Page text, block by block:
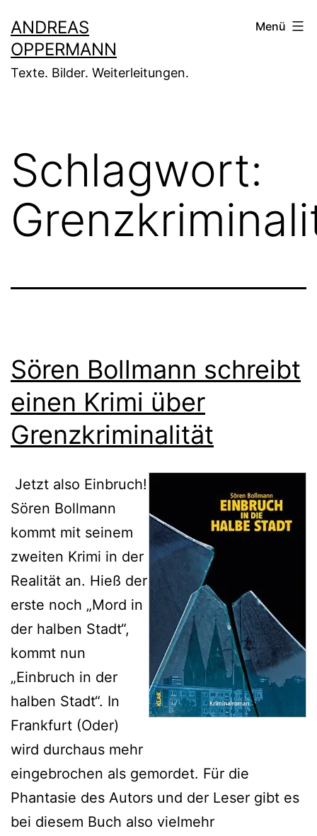
Inhalt
springen
ANDREAS
OPPERMANN
Texte. Bilder. Weiterleitungen.
Menü
Schlagwort:
Sören Bollmann schreibt
einen Krimi über
Grenzkriminalität
Jetzt also Einbruch!
Sören Bollmann
kommt mit seinem
zweiten Krimi in der
Realität an. Hieß der
erste noch „Mord in
der halben Stadt“,
kommt nun
„Einbruch in der
halben Stadt“. In
Frankfurt (Oder)
wird durchaus mehr
eingebrochen als gemordet. Für die
Phantasie des Autors und der Leser gibt es
bei diesem Buch also vielmehr